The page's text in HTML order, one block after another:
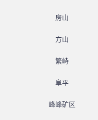
房山
方山
繁峙
阜平
峰峰矿区